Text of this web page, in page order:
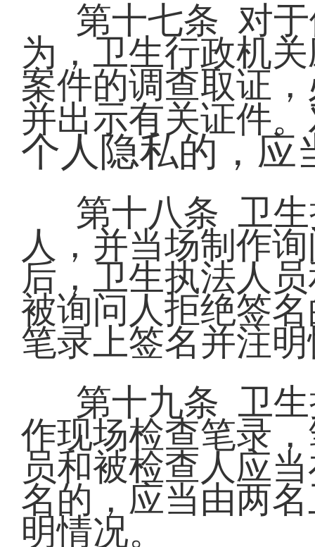
第十七条 对
为，卫生行政机
案件的调查取证
并出示有关证件。
个人隐私的，应
第十八条 卫
人，并当场制作
后，卫生执法人
被询问人拒绝签
笔录上签名并注
第十九条 卫
作现场检查笔录
员和被检查人应
名的，应当由两
明情况。